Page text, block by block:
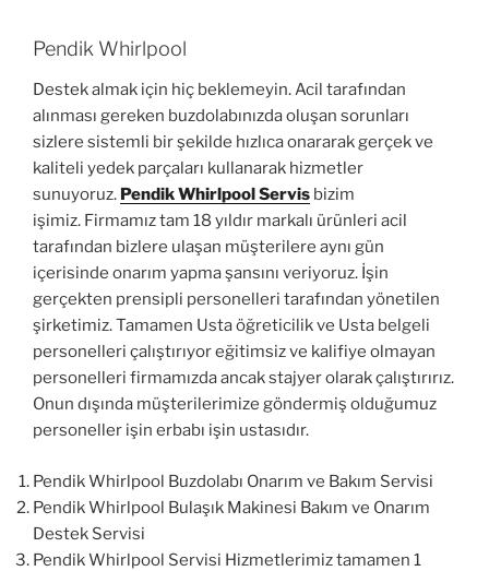
Pendik Whirlpool
Destek almak için hiç beklemeyin. Acil tarafından
alınması gereken buzdolabınızda oluşan sorunları
sizlere sistemli bir şekilde hızlıca onararak gerçek ve
kaliteli yedek parçaları kullanarak hizmetler
sunuyoruz. Pendik Whirlpool Servis bizim
işimiz. Firmamız tam 18 yıldır markalı ürünleri acil
tarafından bizlere ulaşan müşterilere aynı gün
içerisinde onarım yapma şansını veriyoruz. İşin
gerçekten prensipli personelleri tarafından yönetilen
şirketimiz. Tamamen Usta öğreticilik ve Usta belgeli
personelleri çalıştırıyor eğitimsiz ve kalifiye olmayan
personelleri firmamızda ancak stajyer olarak çalıştırırız.
Onun dışında müşterilerimize göndermiş olduğumuz
personeller işin erbabı işin ustasıdır.
Pendik Whirlpool Buzdolabı Onarım ve Bakım Servisi
Pendik Whirlpool Bulaşık Makinesi Bakım ve Onarım
Destek Servisi
Pendik Whirlpool Servisi Hizmetlerimiz tamamen 1